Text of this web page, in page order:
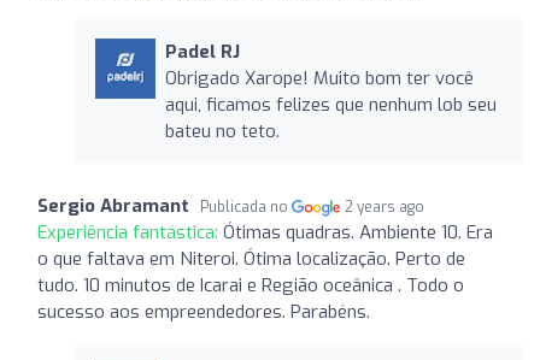
Padel RJ
Obrigado Xarope! Muito bom ter você
aqui, ficamos felizes que nenhum lob seu
bateu no teto.
Sergio Abramant Publicada no 2 years ago
Experiência fantástica: Ótimas quadras. Ambiente 10. Era
o que faltava em Niteroi. Ótima localização. Perto de
tudo. 10 minutos de Icarai e Região oceânica . Todo o
sucesso aos empreendedores. Parabéns.